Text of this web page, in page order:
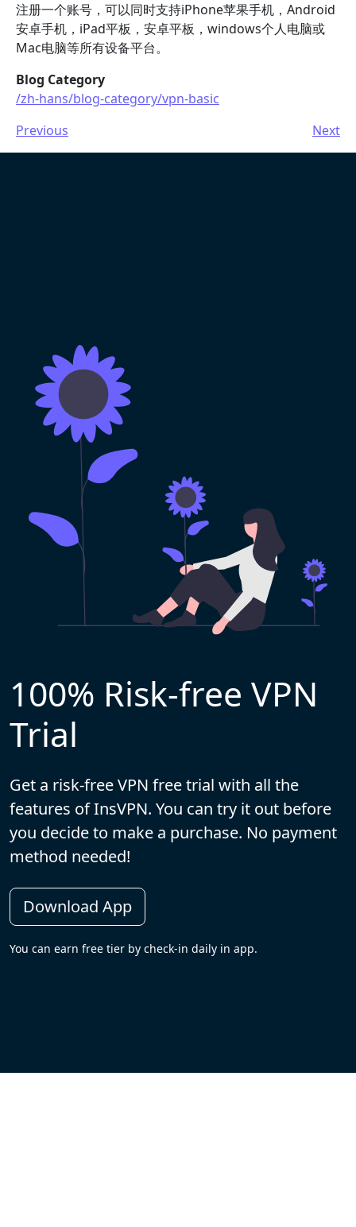
注册一个账号，可以同时支持iPhone苹果手机，Android
安卓手机，iPad平板，安卓平板，windows个人电脑或
Mac电脑等所有设备平台。
Blog Category
/zh-hans/blog-category/vpn-basic
Previous
Next
100% Risk-free VPN
Trial
Get a risk-free VPN free trial with all the
features of InsVPN. You can try it out before
you decide to make a purchase. No payment
method needed!
Download App
You can earn free tier by check-in daily in app.